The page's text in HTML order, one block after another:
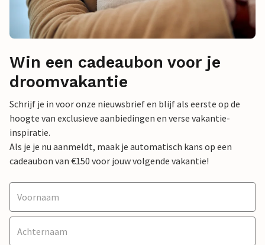
Win een cadeaubon voor je
droomvakantie
Schrijf je in voor onze nieuwsbrief en blijf als eerste op de
hoogte van exclusieve aanbiedingen en verse vakantie-
inspiratie.
Als je je nu aanmeldt, maak je automatisch kans op een
cadeaubon van €150 voor jouw volgende vakantie!